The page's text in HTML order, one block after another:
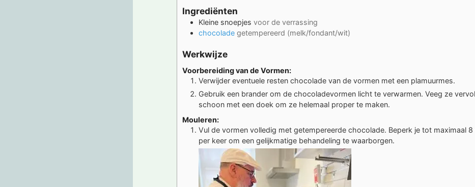
Ingrediënten
Kleine snoepjes voor de verrassing
chocolade getempereerd (melk/fondant/wit)
Werkwijze
Voorbereiding van de Vormen:
Verwijder eventuele resten chocolade van de vormen met een plamuurmes.
Gebruik een brander om de chocoladevormen licht te verwarmen. Veeg ze
schoon met een doek om ze helemaal proper te maken.
Mouleren:
Vul de vormen volledig met getempereerde chocolade. Beperk je tot maximaal 8
per keer om een gelijkmatige behandeling te waarborgen.